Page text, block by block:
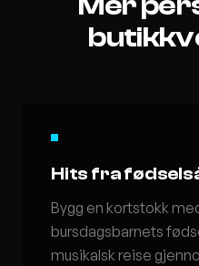
Hits fra
Bygg en kortstokk
bursdagsbarnets
musikalsk reise